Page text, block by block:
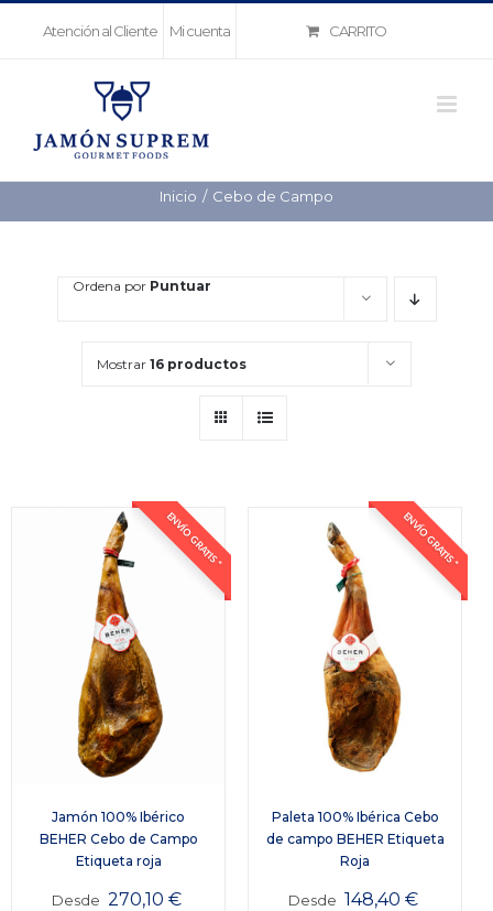
Atención al Cliente Mi cuenta CARRITO
Inicio Cebo de Campo
Ordena por Puntuar
Mostrar 16 productos
ENVÍO GRATIS *
Jamón 100% Ibérico
BEHER Cebo de Campo
Etiqueta roja
Desde 270,10 €
ENVÍO GRATIS *
Paleta 100% Ibérica Cebo
de campo BEHER Etiqueta
Roja
Desde 148,40 €